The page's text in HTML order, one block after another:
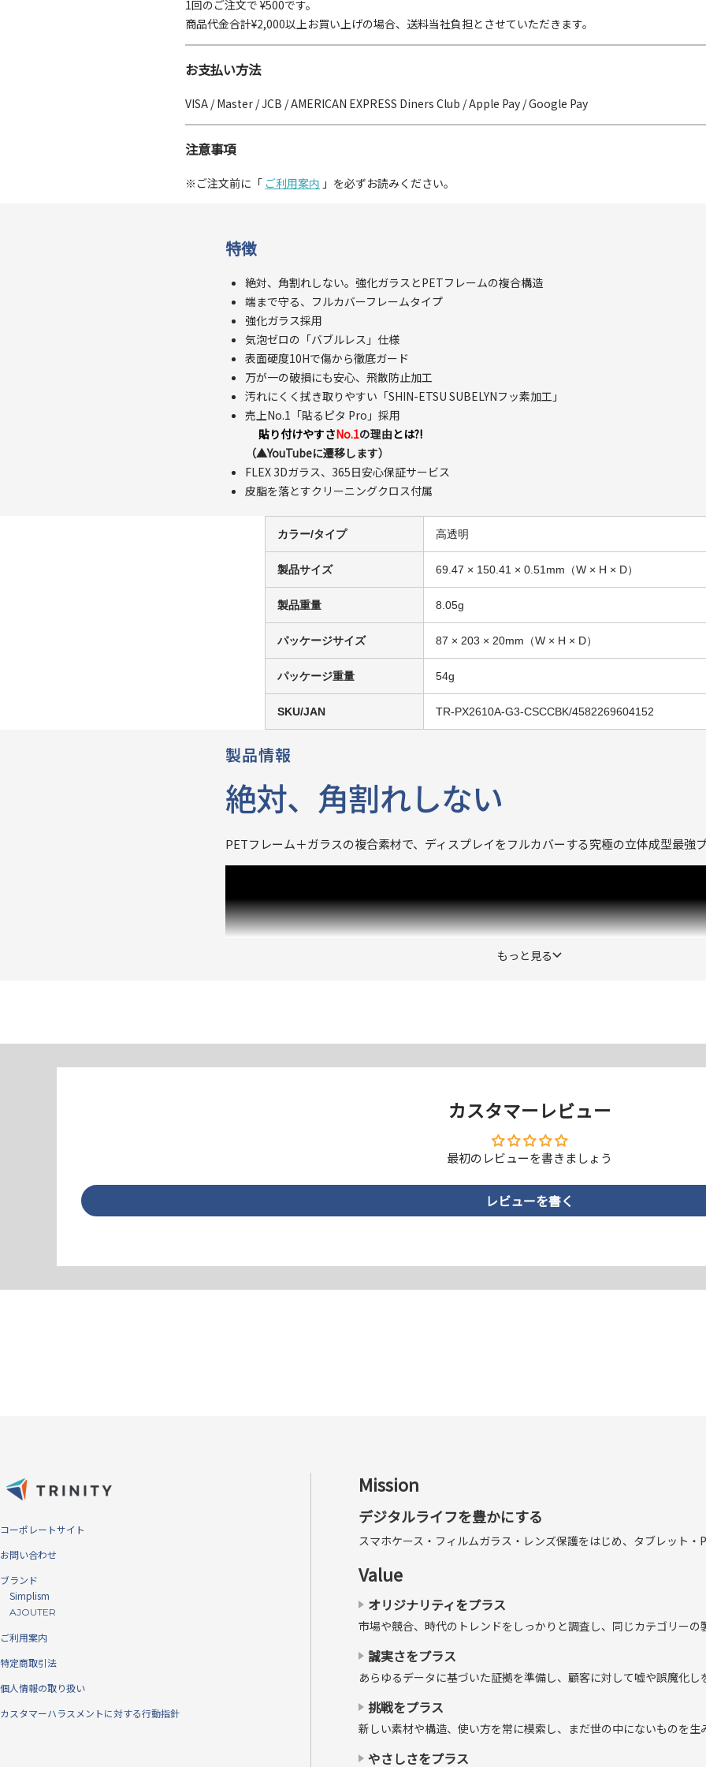
1回のご注文で ¥500です。
商品代金合計¥2,000以上お買い上げの場合、送料当社負担とさせていただきます。
お支払い方法
VISA / Master / JCB / AMERICAN EXPRESS Diners Club / Apple Pay / Google Pay
注意事項
※ご注文前に「 ご利用案内 」を必ずお読みください。
特徴
絶対、角割れしない。強化ガラスとPETフレームの複合構造
端まで守る、フルカバーフレームタイプ
強化ガラス採用
気泡ゼロの「バブルレス」仕様
表面硬度10Hで傷から徹底ガード
万が一の破損にも安心、飛散防止加工
汚れにくく拭き取りやすい「SHIN-ETSU SUBELYNフッ素加工」
売上No.1「貼るピタ Pro」採用
貼り付けやすさNo.1の理由とは?!
（▲YouTubeに遷移します）
FLEX 3Dガラス、365日安心保証サービス
皮脂を落とすクリーニングクロス付属
カラー/タイプ 高透明
製品サイズ 69.47 × 150.41 × 0.51mm（W × H × D）
製品重量 8.05g
パッケージサイズ 87 × 203 × 20mm（W × H × D）
パッケージ重量 54g
SKU/JAN TR-PX2610A-G3-CSCCBK/4582269604152
製品情報
絶対、角割れしない
PETフレーム＋ガラスの複合素材で、ディスプレイをフルカバーする究極の立体成型最強プ
もっと見る
カスタマーレビュー
最初のレビューを書きましょう
レビューを書く
コーポレートサイト
お問い合わせ
ブランド
Simplism
AJOUTER
ご利用案内
特定商取引法
個人情報の取り扱い
カスタマーハラスメントに対する行動指針
Mission
デジタルライフを豊かにする
スマホケース・フィルムガラス・レンズ保護をはじめ、タブレット・
Value
オリジナリティをプラス
市場や競合、時代のトレンドをしっかりと調査し、同じカテゴリー
誠実さをプラス
あらゆるデータに基づいた証拠を準備し、顧客に対して嘘や誤魔化し
挑戦をプラス
新しい素材や構造、使い方を常に模索し、まだ世の中にないものを生
やさしさをプラス